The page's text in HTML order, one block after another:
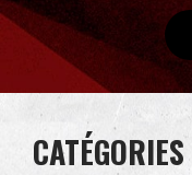
CATÉGORIES